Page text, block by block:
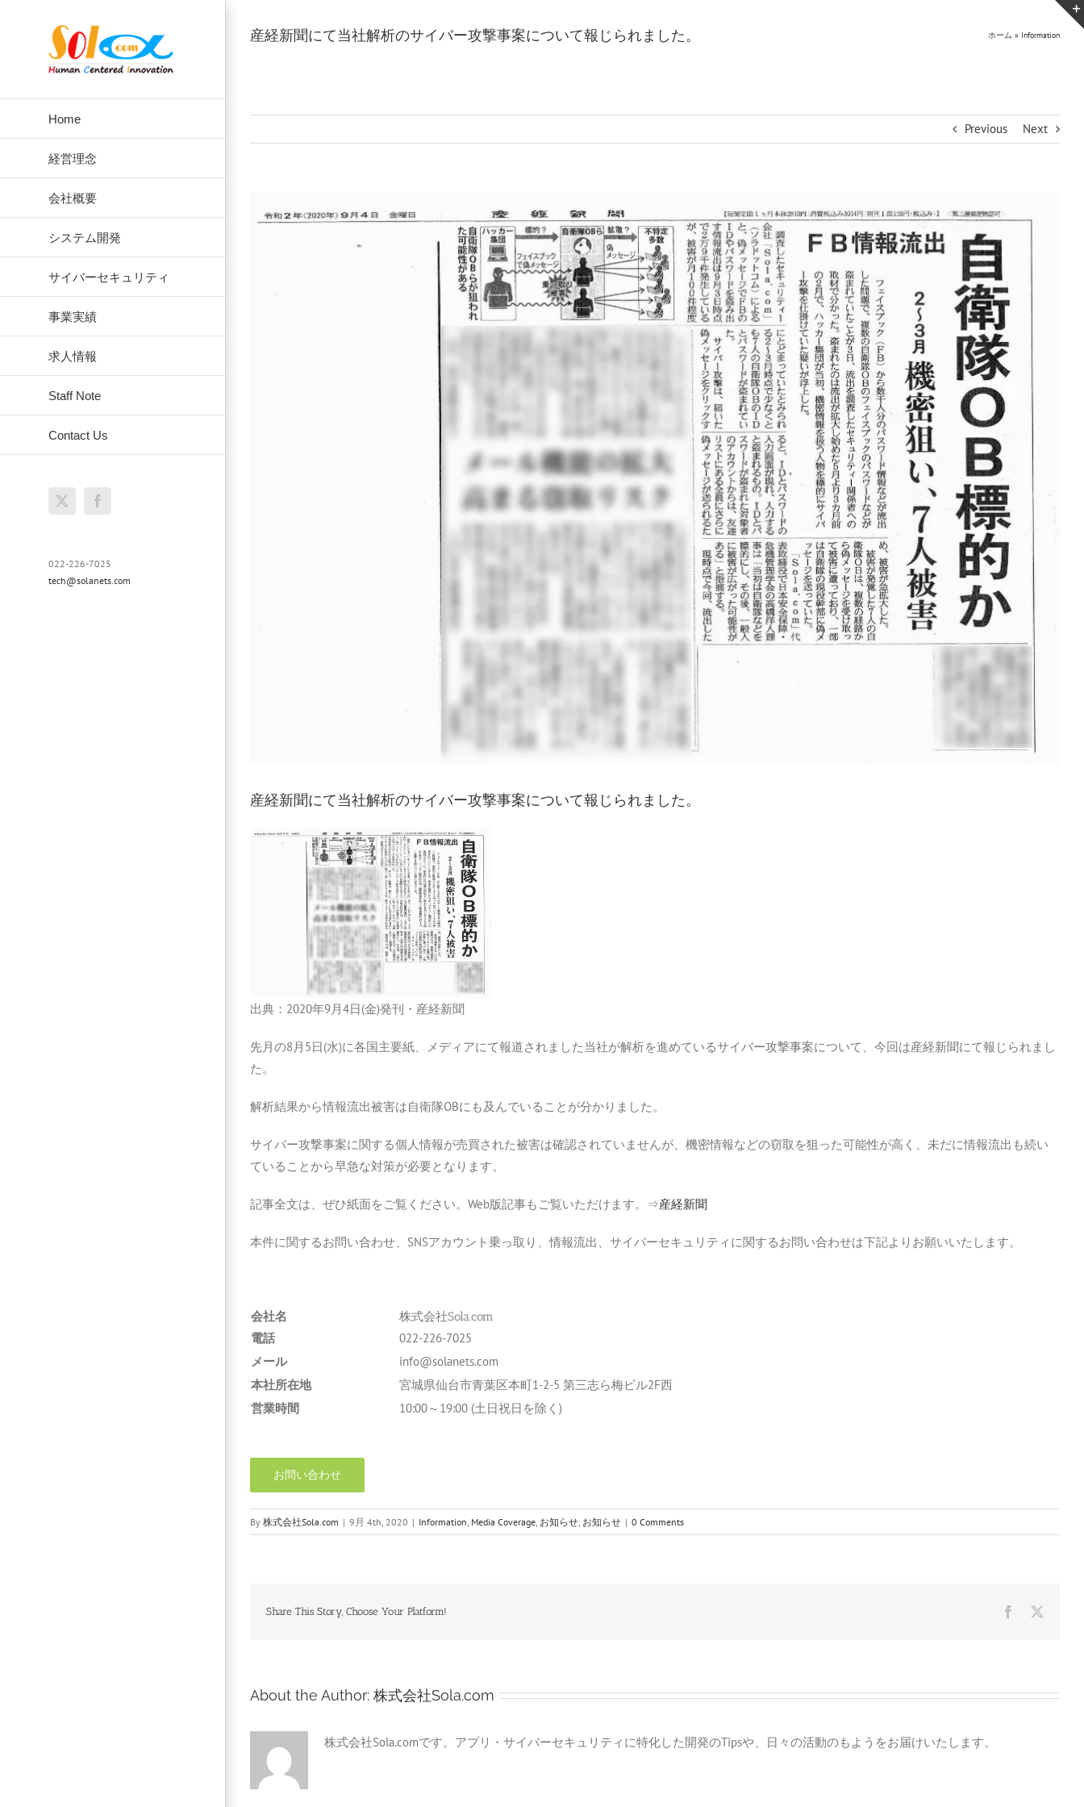
Home
経営理念
会社概要
システム開発
サイバーセキュリティ
事業実績
求人情報
Staff Note
Contact Us
X Facebook
022-226-7025
tech@solanets.com
産経新聞にて当社解析のサイバー攻撃事案について報じられました。 ホーム » Information
Previous Next
Larger
産経新聞にて当社解析のサイバー攻撃事案について報じられました。
出典：2020年9月4日(金)発刊・産経新聞
先月の8月5日(水)に各国主要紙、メディアにて報道されました当社が解析を進めているサイバー攻撃事案について、今回は産経新聞にて報じられまし
た。
解析結果から情報流出被害は自衛隊OBにも及んでいることが分かりました。
サイバー攻撃事案に関する個人情報が売買された被害は確認されていませんが、機密情報などの窃取を狙った可能性が高く、未だに情報流出も続い
ていることから早急な対策が必要となります。
記事全文は、ぜひ紙面をご覧ください。Web版記事もご覧いただけます。⇒産経新聞
本件に関するお問い合わせ、SNSアカウント乗っ取り、情報流出、サイバーセキュリティに関するお問い合わせは下記よりお願いいたします。
会社名 株式会社Sola.com
電話
022-226-7025
メール
info@solanets.com
本社所在地
宮城県仙台市青葉区本町1-2-5 第三志ら梅ビル2F西
営業時間
10:00～19:00 (土日祝日を除く)
お問い合わせ
By 株式会社Sola.com | 9月 4th, 2020 | Information Media Coverage お知らせ お知らせ | 0 Comments
Share This Story, Choose Your Platform! Facebook
About the Author: 株式会社Sola.com
株式会社Sola.comです。アプリ・サイバーセキュリティに特化した開発のTipsや、日々の活動のもようをお届けいたします。